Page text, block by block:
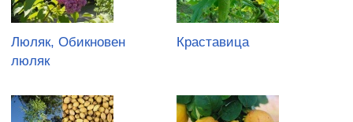
Люляк, Обикновен
люляк
Краставица